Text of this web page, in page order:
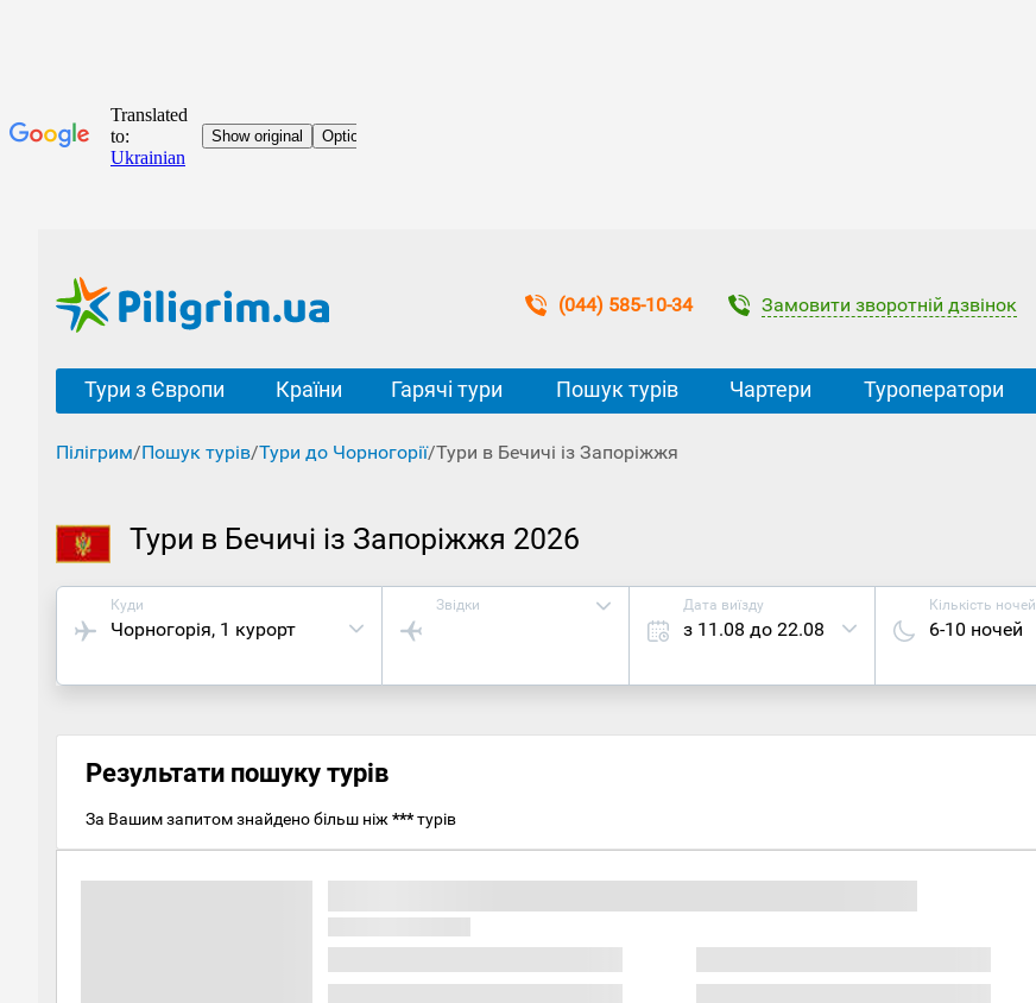
(044) 585-10-34 Замовити зворотній дзвінок
Тури з Європи Країни Гарячі тури Пошук турів Чартери Туроператори
Пілігрим/Пошук турів/Тури до Чорногорії/Тури в Бечичі із Запоріжжя
Тури в Бечичі із Запоріжжя 2026
Куди
Чорногорія, 1 курорт
Звідки Дата виїзду
з 11.08 до 22.08
Кількість ночей
6-10 ночей
Результати пошуку турів
За Вашим запитом знайдено більш ніж ***турів